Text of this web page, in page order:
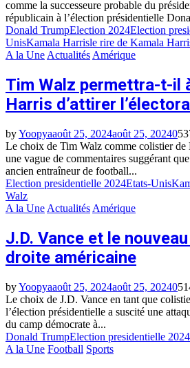
comme la successeure probable du
républicain à l’élection présidentielle
Donald TrumpElection 2024Election
UnisKamala Harrisle rire de Kamala
A la Une Actualités Amérique
Tim Walz permettra-t-il
Harris d’attirer
byYoopyaaoût 25, 2024août 25, 20240
Le choix de Tim Walz comme colistier de
une vague de commentaires suggérant
ancien entraîneur de football...
Election presidentielle 2024Etats-Unis
Walz
A la Une Actualités Amérique
J.D. Vance et le
droite américaine
byYoopyaaoût 25, 2024août 25, 20240
Le choix de J.D. Vance en tant que
l’élection présidentielle a suscité une
du camp démocrate à...
Donald TrumpElection presidentielle 2024
A la Une Football Sports